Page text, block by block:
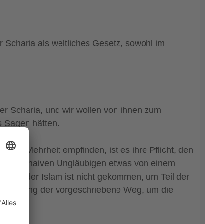
Scharia als weltliches Gesetz, sowohl im
Scharia, und wir wollen von ihnen zum
Sagen hätten.
der Mehrheit empfinden, ist es ihre Pflicht, den
den naiven Ungläubigen etwas von einem
der Islam ist nicht gekommen, um Teil der
der vorgeschriebene Weg, um die